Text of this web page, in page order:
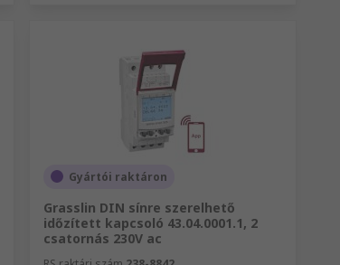
Gyártói raktáron
Grasslin DIN sínre szerelhető
időzített kapcsoló 43.04.0001.1, 2
csatornás 230V ac